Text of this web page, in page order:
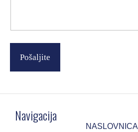
u
i
Pošaljite
Navigacija
NASLOVNICA